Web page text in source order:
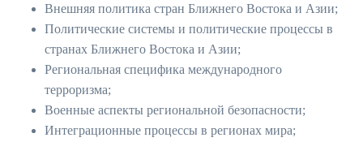
Внешняя политика стран Ближнего Востока и Азии;
Политические системы и политические процессы в
странах Ближнего Востока и Азии;
Региональная специфика международного
терроризма;
Военные аспекты региональной безопасности;
Интеграционные процессы в регионах мира;